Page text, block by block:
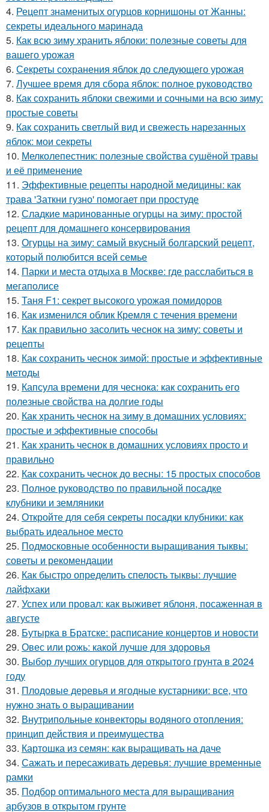
4. Рецепт знаменитых огурцов корнишоны от Жанны:
секреты идеального маринада
5. Как всю зиму хранить яблоки: полезные советы для
вашего урожая
6. Секреты сохранения яблок до следующего урожая
7. Лучшее время для сбора яблок: полное руководство
8. Как сохранить яблоки свежими и сочными на всю зиму:
простые советы
9. Как сохранить светлый вид и свежесть нарезанных
яблок: мои секреты
10. Мелколепестник: полезные свойства сушёной травы
и её применение
11. Эффективные рецепты народной медицины: как
трава 'Заткни гузно' помогает при простуде
12. Сладкие маринованные огурцы на зиму: простой
рецепт для домашнего консервирования
13. Огурцы на зиму: самый вкусный болгарский рецепт,
который полюбится всей семье
14. Парки и места отдыха в Москве: где расслабиться в
мегаполисе
15. Таня F1: секрет высокого урожая помидоров
16. Как изменился облик Кремля с течения времени
17. Как правильно засолить чеснок на зиму: советы и
рецепты
18. Как сохранить чеснок зимой: простые и эффективные
методы
19. Капсула времени для чеснока: как сохранить его
полезные свойства на долгие годы
20. Как хранить чеснок на зиму в домашних условиях:
простые и эффективные способы
21. Как хранить чеснок в домашних условиях просто и
правильно
22. Как сохранить чеснок до весны: 15 простых способов
23. Полное руководство по правильной посадке
клубники и земляники
24. Откройте для себя секреты посадки клубники: как
выбрать идеальное место
25. Подмосковные особенности выращивания тыквы:
советы и рекомендации
26. Как быстро определить спелость тыквы: лучшие
лайфхаки
27. Успех или провал: как выживет яблоня, посаженная в
августе
28. Бутырка в Братске: расписание концертов и новости
29. Овес или рожь: какой лучше для здоровья
30. Выбор лучших огурцов для открытого грунта в 2024
году
31. Плодовые деревья и ягодные кустарники: все, что
нужно знать о выращивании
32. Внутрипольные конвекторы водяного отопления:
принцип действия и преимущества
33. Картошка из семян: как выращивать на даче
34. Сажать и пересаживать деревья: лучшие временные
рамки
35. Подбор оптимального места для выращивания
арбузов в открытом грунте